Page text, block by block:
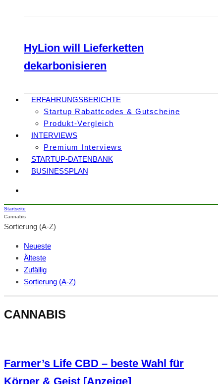
HyLion will Lieferketten
dekarbonisieren
ERFAHRUNGSBERICHTE
Startup Rabattcodes & Gutscheine
Produkt-Vergleich
INTERVIEWS
Premium Interviews
STARTUP-DATENBANK
BUSINESSPLAN
Startseite
Cannabis
Sortierung (A-Z)
Neueste
Älteste
Zufällig
Sortierung (A-Z)
CANNABIS
Farmer’s Life CBD – beste Wahl für
Körper & Geist [Anzeige]